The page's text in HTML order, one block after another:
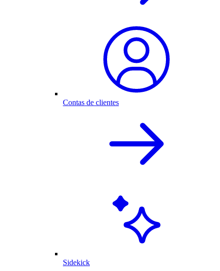
Contas de clientes
Sidekick